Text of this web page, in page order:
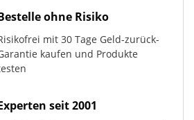
ohne Risiko
mit 30 Tage Geld-zurück-
kaufen und Produkte
seit 2001